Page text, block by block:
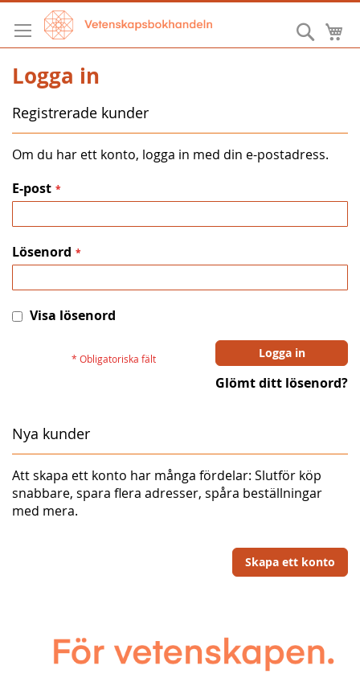
Hoppa
till
innehållet
Sök
Logga in
Registrerade kunder
Om du har ett konto, logga in med din e-postadress.
E-post
Lösenord
Visa lösenord
Logga in
Glömt ditt lösenord?
Nya kunder
Att skapa ett konto har många fördelar: Slutför köp
snabbare, spara flera adresser, spåra beställningar
med mera.
Skapa ett konto